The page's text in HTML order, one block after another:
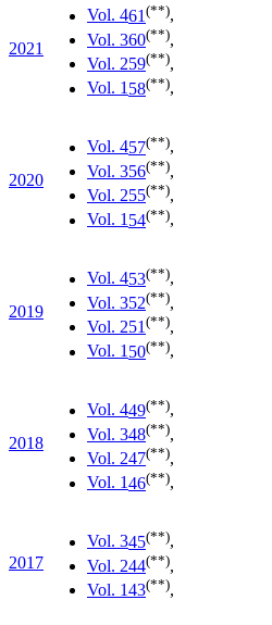
2021
Vol. 461 (**),
Vol. 360(**),
Vol. 259(**),
Vol. 158(**),
2020
Vol. 457(**),
Vol. 356(**),
Vol. 255(**),
Vol. 154(**),
2019
Vol. 453(**),
Vol. 352(**),
Vol. 251(**),
Vol. 150(**),
2018
Vol. 449(**),
Vol. 348(**),
Vol. 247(**),
Vol. 146(**),
2017
Vol. 345(**),
Vol. 244(**),
Vol. 143(**),